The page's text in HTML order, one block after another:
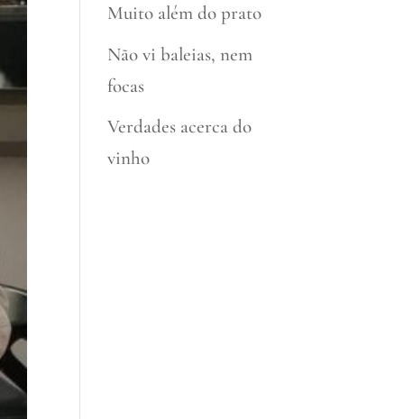
Muito além do prato
Não vi baleias, nem
focas
Verdades acerca do
vinho